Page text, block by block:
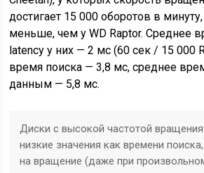
достигает 15 000 оборотов в
меньше, чем у WD Raptor. Среднее
latency у них — 2 мс (60 сек / 15 000
время поиска — 3,8 мс, среднее
данным — 5,8 мс.
Диски с высокой частотой
низкие значения как времени
на вращение (даже при